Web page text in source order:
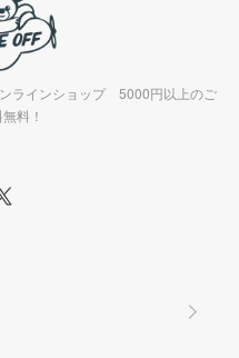
ラインショップ 5000円以上のご
料！